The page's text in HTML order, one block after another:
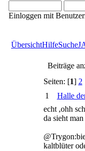
Einloggen mit
ÜbersichtHilfeSuche
Beiträge
Seiten: [1] 2
1
Halle
echt ,ohh
da sieht
kaltblüter